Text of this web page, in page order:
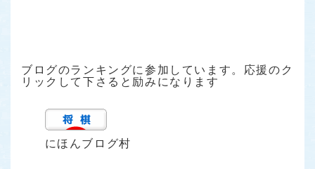
ブログのランキングに参加しています。応援のク
リックして下さると励みになります
にほんブログ村